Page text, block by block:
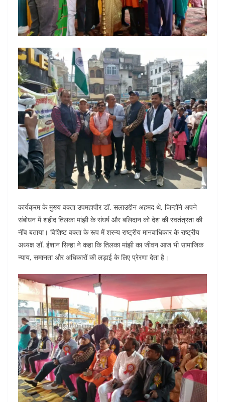
कार्यक्रम के मुख्य वक्ता उपमहापौर डॉ. सलाउद्दीन अहमद थे, जिन्होंने अपने
संबोधन में शहीद तिलका मांझी के संघर्ष और बलिदान को देश की स्वतंत्रता की
नींव बताया। विशिष्ट वक्ता के रूप में शरन्य राष्ट्रीय मानवाधिकार के राष्ट्रीय
अध्यक्ष डॉ. ईशान सिन्हा ने कहा कि तिलका मांझी का जीवन आज भी सामाजिक
न्याय, समानता और अधिकारों की लड़ाई के लिए प्रेरणा देता है।